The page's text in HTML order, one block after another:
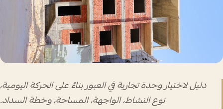
دليل لاختيار وحدة تجارية في العبور بناءً على الحركة اليومية،
نوع النشاط، الواجهة، المساحة، وخطة السداد.